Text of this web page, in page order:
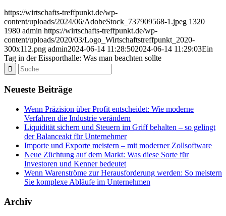
https://wirtschafts-treffpunkt.de/wp-
content/uploads/2024/06/AdobeStock_737909568-1.jpeg 1320
1980 admin https://wirtschafts-treffpunkt.de/wp-
content/uploads/2020/03/Logo_Wirtschaftstreffpunkt_2020-
300x112.png admin2024-06-14 11:28:502024-06-14 11:29:03Ein
Tag in der Eissporthalle: Was man beachten sollte
Neueste Beiträge
Wenn Präzision über Profit entscheidet: Wie moderne
Verfahren die Industrie verändern
Liquidität sichern und Steuern im Griff behalten – so gelingt
der Balanceakt für Unternehmer
Importe und Exporte meistern – mit moderner Zollsoftware
Neue Züchtung auf dem Markt: Was diese Sorte für
Investoren und Kenner bedeutet
Wenn Warenströme zur Herausforderung werden: So meistern
Sie komplexe Abläufe im Unternehmen
Archiv